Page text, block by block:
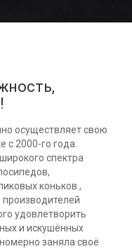
осуществляет свою
с 2000-го года.
спектра
коньков ,
производителей
удовлетворить
и искушённых
заняла своё